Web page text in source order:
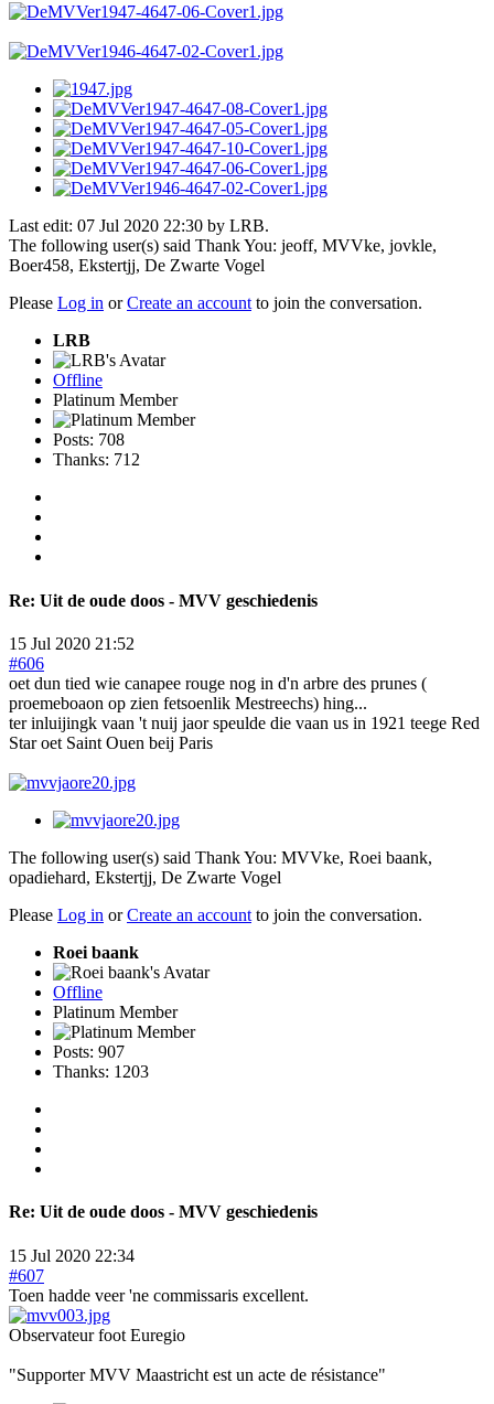
Last edit: 07 Jul 2020 22:30 by LRB.
The following user(s) said Thank You: jeoff, MVVke, jovkle,
Boer458, Ekstertjj, De Zwarte Vogel
Please Log in orCreate an accountto join the conversation.
LRB
Offline
Platinum Member
Posts: 708
Thanks: 712
Re: Uit de oude doos - MVV geschiedenis
15 Jul 2020 21:52
#606
oet dun tied wie canapee rouge nog in d'n arbre des prunes (
proemeboaon op zien fetsoenlik Mestreechs) hing...
ter inluijingk vaan 't nuij jaor speulde die vaan us in 1921 teege Red
Star oet Saint Ouen beij Paris
The following user(s) said Thank You: MVVke, Roei baank,
opadiehard, Ekstertjj, De Zwarte Vogel
Please Log in orCreate an account to join the conversation.
Roei baank
Offline
Platinum Member
Posts: 907
Thanks: 1203
Re: Uit de oude doos - MVV geschiedenis
15 Jul 2020 22:34
#607
Toen hadde veer 'ne commissaris excellent.
Observateur foot Euregio
"Supporter MVV Maastricht est un acte de résistance"